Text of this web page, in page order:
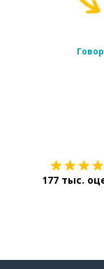
177 тыс.